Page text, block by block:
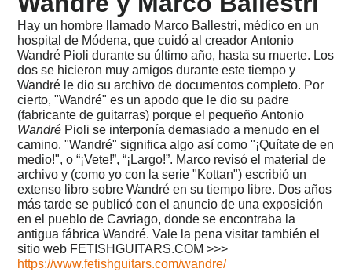
Una
carta
de
odio
a
un
tailler
de
coches
2015
-
Los
buenos
consejos
del
Dpto.
Dieter
-
AUDI
Hay un hombre llamado Marco Ballestri, médico en un
hospital de Módena, que cuidó al creador Antonio
Wandré Pioli durante su último año, hasta su muerte. Los
dos se hicieron muy amigos durante este tiempo y
Wandré le dio su archivo de documentos completo. Por
cierto, "Wandré" es un apodo que le dio su padre
(fabricante de guitarras) porque el pequeño Antonio
Wandré Pioli se interponía demasiado a menudo en el
camino. "Wandré" significa algo así como "¡Quítate de en
medio!", o “¡Vete!”, “¡Largo!”. Marco revisó el material de
archivo y (como yo con la serie "Kottan") escribió un
extenso libro sobre Wandré en su tiempo libre. Dos años
más tarde se publicó con el anuncio de una exposición
en el pueblo de Cavriago, donde se encontraba la
antigua fábrica Wandré. Vale la pena visitar también el
sitio web FETISHGUITARS.COM >>>
https://www.fetishguitars.com/wandre/